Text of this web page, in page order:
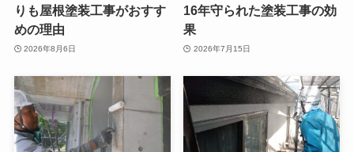
りも屋根塗装工事がおすす
めの理由
2026年8月6日
16年守られた塗装工事の効
果
2026年7月15日